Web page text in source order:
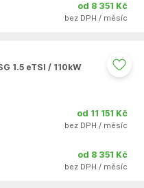
od 8 351 Kč
bez DPH / měsíc
1.5 eTSI / 110kW
od 11 151 Kč
bez DPH / měsíc
od 8 351 Kč
bez DPH / měsíc